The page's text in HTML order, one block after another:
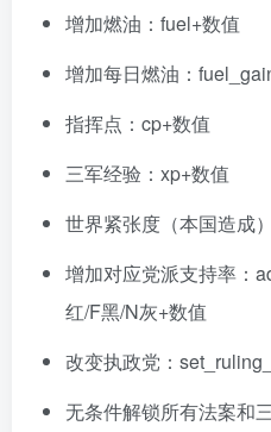
增加燃油：fuel+数值
增加每日燃油：
指挥点：cp+数值
三军经验：xp+数值
世界紧张度（本国造成
增加对应党派支持率：
红/F黑/N灰+数值
改变执政党：
无条件解锁所有法案和